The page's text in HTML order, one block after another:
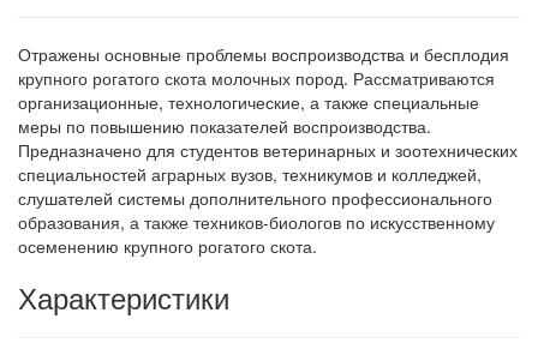
Отражены основные проблемы воспроизводства и бесплодия
крупного рогатого скота молочных пород. Рассматриваются
организационные, технологические, а также специальные
меры по повышению показателей воспроизводства.
Предназначено для студентов ветеринарных и зоотехнических
специальностей аграрных вузов, техникумов и колледжей,
слушателей системы дополнительного профессионального
образования, а также техников-биологов по искусственному
осеменению крупного рогатого скота.
Характеристики